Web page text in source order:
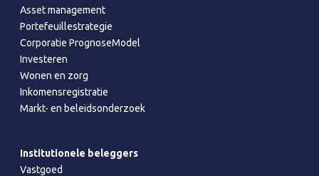
Asset management
Portefeuillestrategie
Corporatie PrognoseModel
Investeren
Wonen en zorg
Inkomensregistratie
Markt- en beleidsonderzoek
Institutionele beleggers
Vastgoed